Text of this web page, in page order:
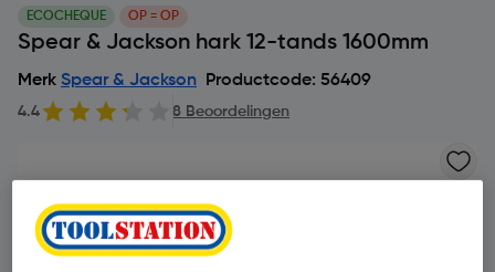
ECOCHEQUE OP = OP
Spear & Jackson hark 12-tands 1600mm
Merk Spear & Jackson Productcode: 56409
4.4 8 Beoordelingen